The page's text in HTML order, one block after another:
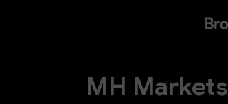
MH Markets